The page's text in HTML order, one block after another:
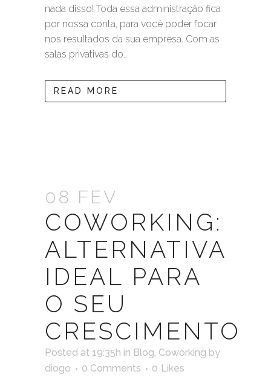
nada disso! Toda essa administração fica
por nossa conta, para você poder focar
nos resultados da sua empresa. Com as
salas privativas do...
READ MORE
08 FEV
COWORKING:
ALTERNATIVA
IDEAL PARA
O SEU
CRESCIMENTO
Posted at 19:35h in Blog, Coworking by
diogo
0 Comments 0 Likes